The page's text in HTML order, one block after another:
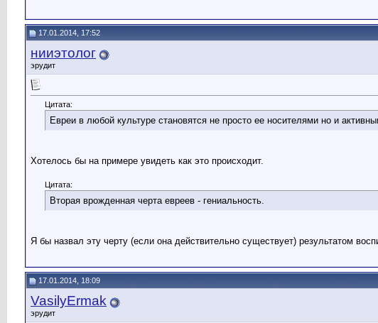
17.01.2014, 17:52
нииэтолог
эрудит
Цитата:
Евреи в любой культуре становятся не просто ее носителями но и
Хотелось бы на примере увидеть как это происходит.
Цитата:
Вторая врожденная черта евреев - гениальность.
Я бы назвал эту черту (если она действительно существует) результатом
17.01.2014, 18:09
VasilyErmak
эрудит